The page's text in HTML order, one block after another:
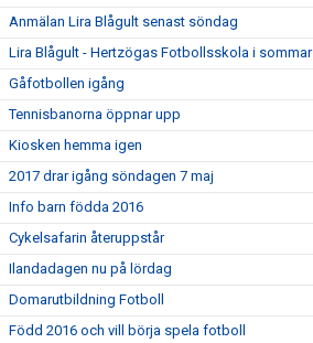
Anmälan Lira Blågult senast söndag
Lira Blågult - Hertzögas Fotbollsskola i sommar
Gåfotbollen igång
Tennisbanorna öppnar upp
Kiosken hemma igen
2017 drar igång söndagen 7 maj
Info barn födda 2016
Cykelsafarin återuppstår
Ilandadagen nu på lördag
Domarutbildning Fotboll
Född 2016 och vill börja spela fotboll